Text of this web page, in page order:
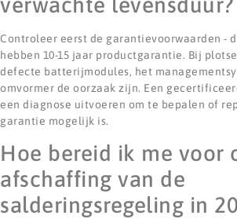
Controleer eerst de garantievoorwaarden -
hebben 10-15 jaar productgarantie. Bij
defecte batterijmodules, het
omvormer de oorzaak zijn. Een
een diagnose uitvoeren om te bepalen of
garantie mogelijk is.
Hoe bereid ik me voor
afschaffing van de
salderingsregeling in